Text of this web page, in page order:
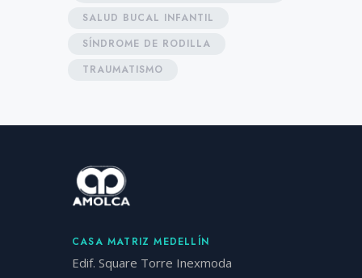
SALUD BUCAL INFANTIL
SÍNDROME DE RODILLA
TRAUMATISMO
CASA MATRIZ MEDELLÍN
Edif. Square Torre Inexmoda